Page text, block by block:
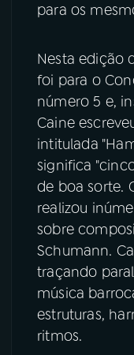
para os
Nesta edição
foi para o
número 5 e,
Caine
intitulada
significa
de boa sorte.
realizou
sobre
Schumann.
traçando
música
estruturas,
ritmos.